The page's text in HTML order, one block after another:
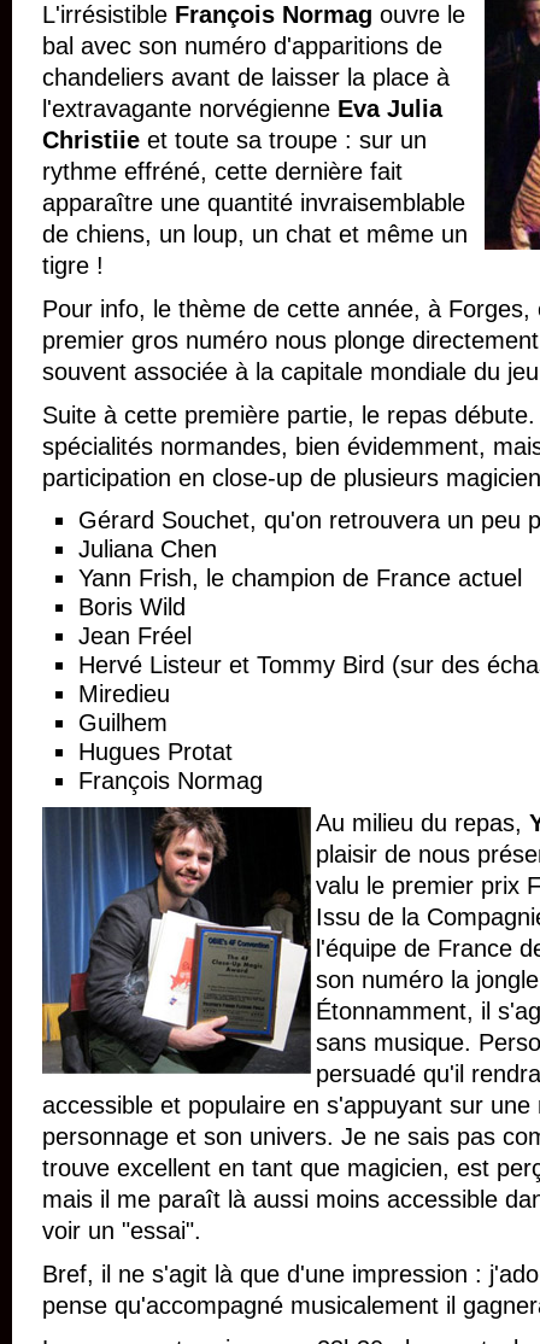
L'irrésistible François Normag ouvre le
bal avec son numéro d'apparitions de
chandeliers avant de laisser la place à
l'extravagante norvégienne Eva Julia
Christiie et toute sa troupe : sur un
rythme effréné, cette dernière fait
apparaître une quantité invraisemblable
de chiens, un loup, un chat et même un
tigre !
Pour info, le thème de cette année, à Forges,
premier gros numéro nous plonge
souvent associée à la capitale mondiale du
Suite à cette première partie, le repas
spécialités normandes, bien évidemment,
participation en close-up de plusieurs
Gérard Souchet, qu'on retrouvera un peu
Juliana Chen
Yann Frish, le champion de France actuel
Boris Wild
Jean Fréel
Hervé Listeur et Tommy Bird (sur des
Miredieu
Guilhem
Hugues Protat
François Normag
Au milieu du repas,
plaisir de nous
valu le premier prix
Issu de la
l'équipe de France
son numéro la
Étonnamment, il
sans musique.
persuadé qu'il
accessible et populaire en s'appuyant sur
personnage et son univers. Je ne sais pas
trouve excellent en tant que magicien, est
mais il me paraît là aussi moins accessible
voir un "essai".
Bref, il ne s'agit là que d'une impression :
pense qu'accompagné musicalement il